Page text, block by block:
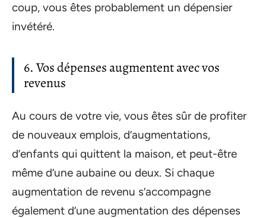
coup, vous êtes probablement un dépensier
invétéré.
6. Vos dépenses augmentent avec vos
revenus
Au cours de votre vie, vous êtes sûr de profiter
de nouveaux emplois, d’augmentations,
d’enfants qui quittent la maison, et peut-être
même d’une aubaine ou deux. Si chaque
augmentation de revenu s’accompagne
également d’une augmentation des dépenses